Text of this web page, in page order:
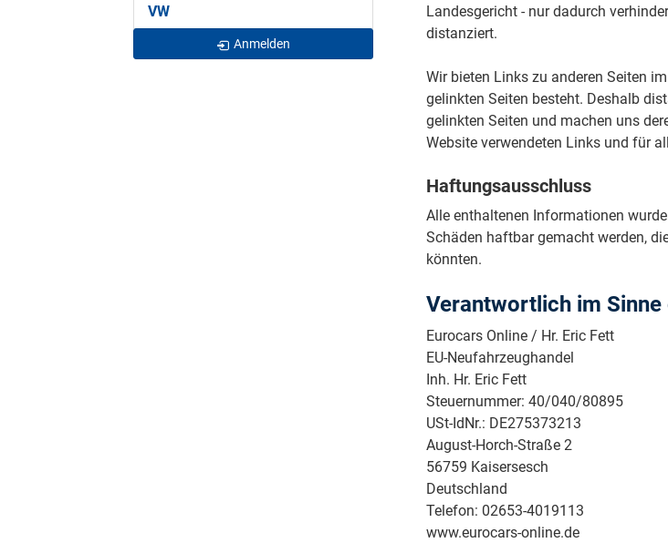
Landesgericht - nur dadurch
distanziert.
Wir bieten Links zu anderen Seiten
gelinkten Seiten besteht. Deshalb
gelinkten Seiten und machen uns
Website verwendeten Links und für
Haftungsausschluss
Alle enthaltenen Informationen
Schäden haftbar gemacht werden,
könnten.
Verantwortlich im Sinne
Eurocars Online / Hr. Eric Fett
EU-Neufahrzeughandel
Inh. Hr. Eric Fett
Steuernummer: 40/040/80895
USt-IdNr.: DE275373213
August-Horch-Straße 2
56759 Kaisersesch
Deutschland
Telefon: 02653-4019113
www.eurocars-online.de
VW
Anmelden